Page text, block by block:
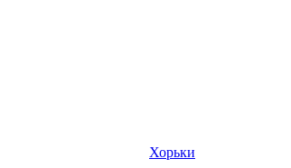
Хорьки